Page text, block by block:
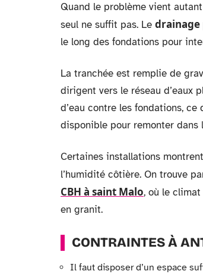
Quand le problème vient
seul ne suffit pas. Le
le long des fondations pour
La tranchée est remplie de
dirigent vers le réseau d’eaux
d’eau contre les fondations,
disponible pour remonter dans
Certaines installations
l’humidité côtière. On trouve
CBH à saint Malo, où le
en granit.
CONTRAINTES À
Il faut disposer d’un espace